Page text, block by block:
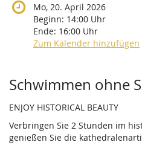
Mo, 20. April 2026
Beginn: 14:00 Uhr
Ende: 16:00 Uhr
Zum Kalender hinzufügen
Produkte
Schwimmen ohne
ENJOY HISTORICAL BEAUTY
Verbringen Sie 2 Stunden im
genießen Sie die